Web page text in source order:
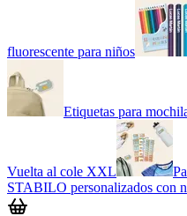
fluorescente para niños
Etiquetas para
Vuelta al cole XXL
STABILO personalizados con